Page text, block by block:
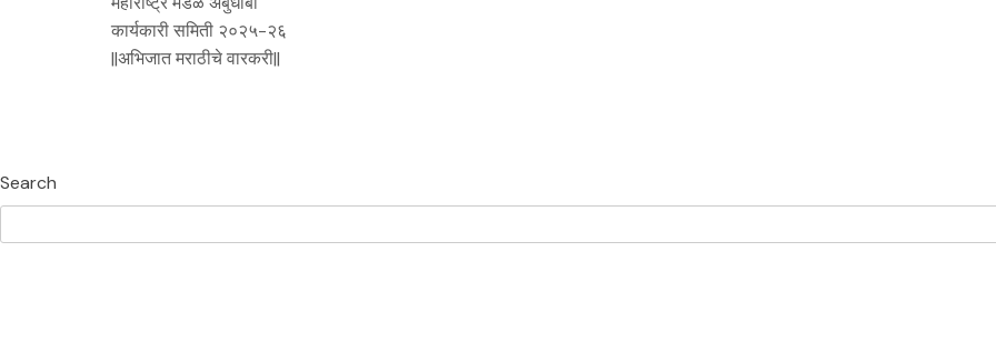
कार्यकारी समिती २०२५-२६
||अभिजात मराठीचे वारकरी||
Search